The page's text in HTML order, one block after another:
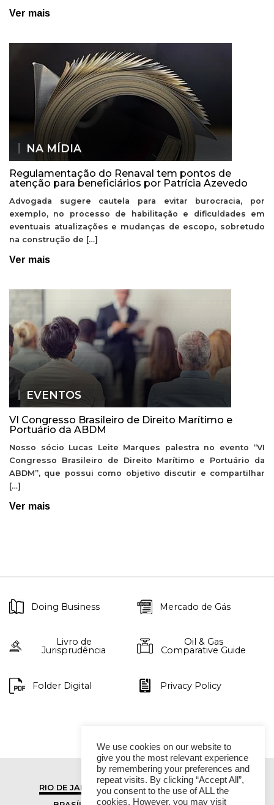
Ver mais
NA MÍDIA
Regulamentação do Renaval tem pontos de
atenção para beneficiários por Patrícia Azevedo
Advogada sugere cautela para evitar burocracia, por
exemplo, no processo de habilitação e dificuldades em
eventuais atualizações e mudanças de escopo, sobretudo
na construção de […]
Ver mais
EVENTOS
VI Congresso Brasileiro de Direito Marítimo e
Portuário da ABDM
Nosso sócio Lucas Leite Marques palestra no evento “VI
Congresso Brasileiro de Direito Marítimo e Portuário da
ABDM”, que possui como objetivo discutir e compartilhar
[…]
Ver mais
Doing Business Mercado de Gás
Livro de
Jurisprudência
Oil & Gas
Comparative Guide
Folder Digital Privacy Policy
RIO DE JANEIRO
SÃO PAULO
We use cookies on our website to
give you the most relevant experience
by remembering your preferences and
repeat visits. By clicking “Accept All”,
you consent to the use of ALL the
cookies. However, you may visit